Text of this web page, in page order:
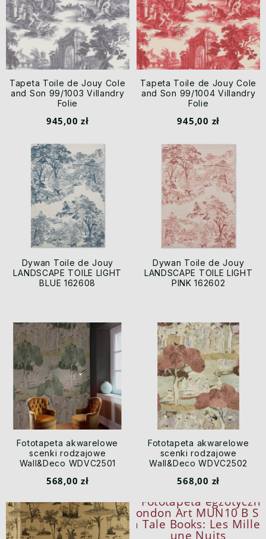
Tapeta Toile de Jouy Cole
and Son 99/1003 Villandry
Folie
945,00 zł
Tapeta Toile de Jouy Cole
and Son 99/1004 Villandry
Folie
945,00 zł
Dywan Toile de Jouy
LANDSCAPE TOILE LIGHT
BLUE 162608
Dywan Toile de Jouy
LANDSCAPE TOILE LIGHT
PINK 162602
Fototapeta akwarelowe
scenki rodzajowe
Wall&Deco WDVC2501
2025
568,00 zł
Fototapeta akwarelowe
scenki rodzajowe
Wall&Deco WDVC2502
2025
568,00 zł